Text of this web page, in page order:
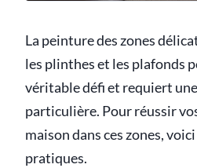
La peinture des zones
les plinthes et les plafonds
véritable défi et requiert
particulière. Pour réussir
maison dans ces zones,
pratiques.